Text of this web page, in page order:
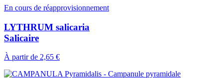
En cours de réapprovisionnement
LYTHRUM salicaria
Salicaire
À partir de 2,65 €